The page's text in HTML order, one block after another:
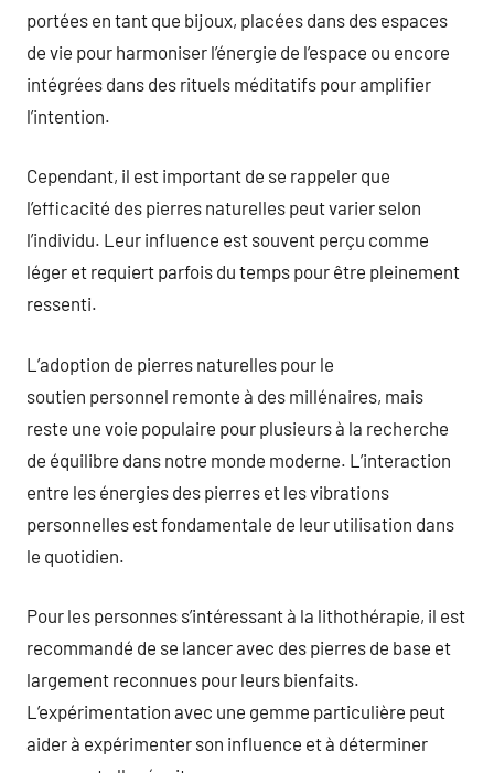
portées en tant que bijoux, placées dans des espaces
de vie pour harmoniser l’énergie de l’espace ou encore
intégrées dans des rituels méditatifs pour amplifier
l’intention.
Cependant, il est important de se rappeler que
l’efficacité des pierres naturelles peut varier selon
l’individu. Leur influence est souvent perçu comme
léger et requiert parfois du temps pour être pleinement
ressenti.
L’adoption de pierres naturelles pour le
soutien personnel remonte à des millénaires, mais
reste une voie populaire pour plusieurs à la recherche
de équilibre dans notre monde moderne. L’interaction
entre les énergies des pierres et les vibrations
personnelles est fondamentale de leur utilisation dans
le quotidien.
Pour les personnes s’intéressant à la lithothérapie, il est
recommandé de se lancer avec des pierres de base et
largement reconnues pour leurs bienfaits.
L’expérimentation avec une gemme particulière peut
aider à expérimenter son influence et à déterminer